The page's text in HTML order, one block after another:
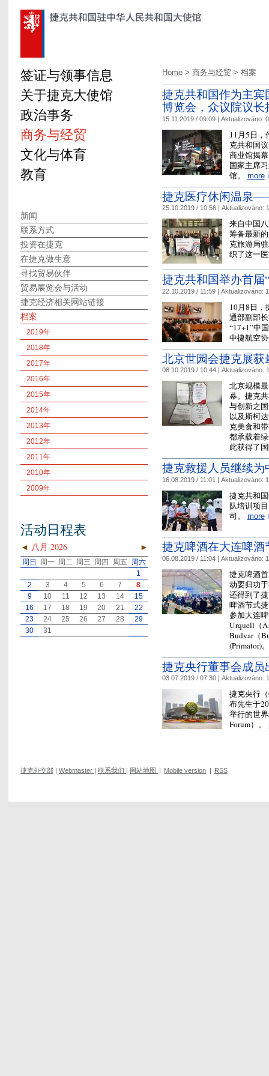
Home > 商务与经贸 > 档案
捷克共和国作为主
博览会，众议院议长
15.11.2019 / 09:09 | Aktualizováno:
11月5日，
克共和国
商业馆揭
国家主席
馆。
more
捷克医疗休闲温泉
25.10.2019 / 10:56 | Aktualizováno:
来自中国
筹备最新
克旅游局
织了这一
捷克共和国举办首届
22.10.2019 / 11:59 | Aktualizováno:
10月8日，
通部副部
“17+1”中
中捷航空
北京世园会捷克展获
08.10.2019 / 10:44 | Aktualizováno:
北京规模
幕。捷克
与创新之
以及斯柯
克美食和
都承载着
此获得了
捷克救援人员继续
16.08.2019 / 11:01 | Aktualizováno:
捷克共和
队培训项
司。
more
捷克啤酒在大连啤
06.08.2019 / 11:04 | Aktualizováno:
捷克啤酒
动要归功
还得到了
啤酒节式
参加大连
Urquell（
Budvar（
(Primator)
捷克央行董事会成
03.07.2019 / 07:30 | Aktualizováno:
捷克央行
布先生于
举行的世
Forum）。
签证与领事信息
关于捷克大使馆
政治事务
商务与经贸
文化与体育
教育
新闻
联系方式
投资在捷克
在捷克做生意
寻找贸易伙伴
贸易展览会与活动
捷克经济相关网站链接
档案
2019年
2018年
2017年
2016年
2015年
2014年
2013年
2012年
2011年
2010年
2009年
活动日程表
◄ ►
八月 2026
周日 周一 周二 周三 周四 周五
周六
1
2
3 4 5 6 7
8
9
10 11 12 13 14
15
16
17 18 19 20 21
22
23
24 25 26 27 28
29
30
31
捷克外交部 | Webmaster | 联系我们 | 网站地图 | Mobile version | RSS